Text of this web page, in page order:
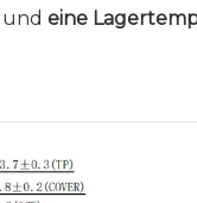
und eine